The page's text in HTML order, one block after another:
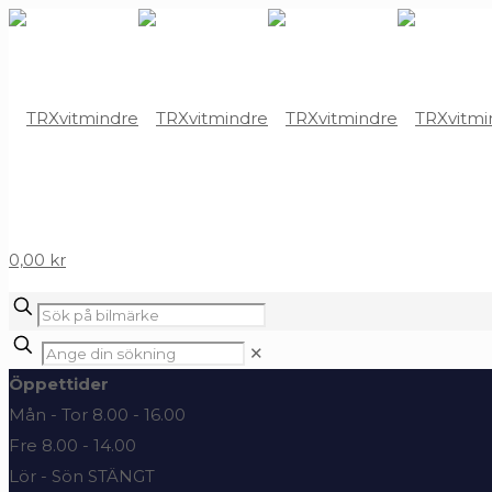
0,00 kr
✕
Öppettider
Mån - Tor 8.00 - 16.00
Fre 8.00 - 14.00
Lör - Sön STÄNGT